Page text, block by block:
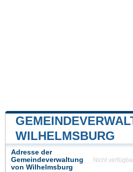
WILHELMSBURG
Adresse der
Gemeindeverwaltung
von Wilhelmsburg
Nicht